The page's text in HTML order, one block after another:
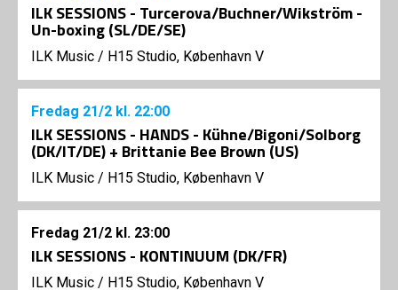
ILK SESSIONS - Turcerova/Buchner/Wikström -
Un-boxing (SL/DE/SE)
ILK Music / H15 Studio, København V
Fredag 21/2 kl. 22:00
ILK SESSIONS - HANDS - Kühne/Bigoni/Solborg
(DK/IT/DE) + Brittanie Bee Brown (US)
ILK Music / H15 Studio, København V
Fredag 21/2 kl. 23:00
ILK SESSIONS - KONTINUUM (DK/FR)
ILK Music / H15 Studio, København V